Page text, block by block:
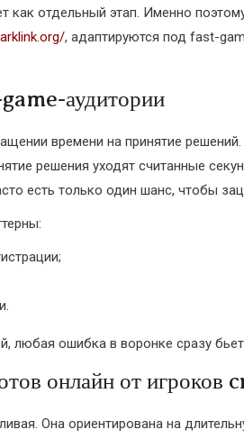
как отдельный этап. Именно
, адаптируются под fast-
аудитории
времени на принятие решений.
решения уходят считанные
есть только один шанс, чтобы
любая ошибка в воронке сразу
онлайн от
Она ориентирована на